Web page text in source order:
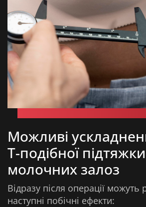
Можливі
Т-подібної підтяжки
молочних залоз
Відразу після операції можуть
наступні побічні ефекти: